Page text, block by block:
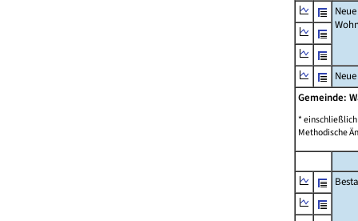
Neue
Gemeinde:
*
Methodische